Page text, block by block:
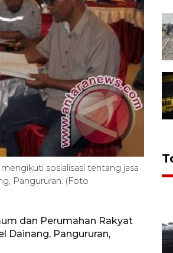
sosialisasi tentang jasa
Pangururan. (Foto
dan Perumahan Rakyat
Dainang, Pangururan,